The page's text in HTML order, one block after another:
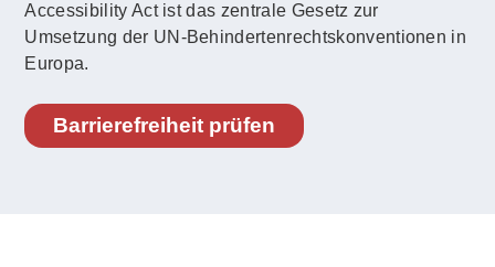
Accessibility Act ist das zentrale Gesetz zur
Umsetzung der UN-Behindertenrechtskonventionen in
Europa.
Barrierefreiheit prüfen